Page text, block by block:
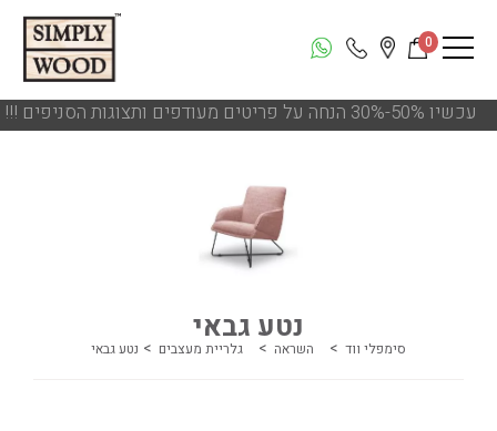
0
!!! עכשיו 50%-30% הנחה על פריטים מעודפים ותצוגות הסניפים
נטע גבאי
סימפלי ווד השראה גלריית מעצבים נטע גבאי